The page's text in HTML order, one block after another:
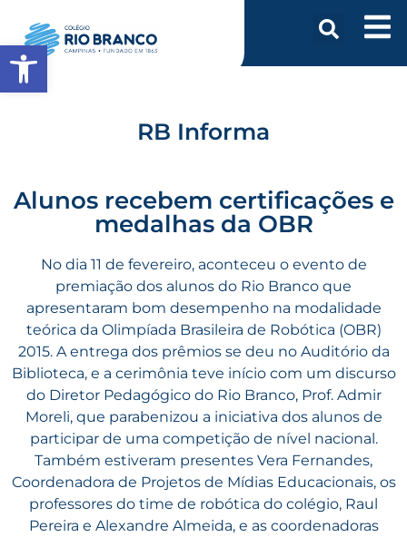
RB Informa
Alunos recebem certificações e
medalhas da OBR
No dia 11 de fevereiro, aconteceu o evento de
premiação dos alunos do Rio Branco que
apresentaram bom desempenho na modalidade
teórica da Olimpíada Brasileira de Robótica (OBR)
2015. A entrega dos prêmios se deu no Auditório da
Biblioteca, e a cerimônia teve início com um discurso
do Diretor Pedagógico do Rio Branco, Prof. Admir
Moreli, que parabenizou a iniciativa dos alunos de
participar de uma competição de nível nacional.
Também estiveram presentes Vera Fernandes,
Coordenadora de Projetos de Mídias Educacionais, os
professores do time de robótica do colégio, Raul
Pereira e Alexandre Almeida, e as coordenadoras
Abrir a barra de ferramentas